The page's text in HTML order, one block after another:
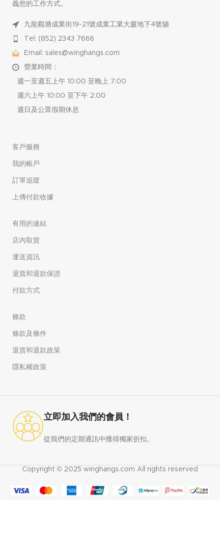
義您的工作方式。
九龍觀塘成業街19-21號成業工業大廈地下4號舖
Tel: (852) 2343 7666
Email: sales@winghangs.com
營業時間：
週一至週五上午 10:00 至晚上 7:00
週六上午 10:00 至下午 2:00
週日及公眾假期休息
客戶服務
我的帳戶
訂單追蹤
上傳付款收據
有用的連結
店內取貨
運送資訊
退貨和退款保證
付款方式
條款
條款及條件
退貨和退款政策
隱私權政策
立即加入我們的會員！
從我們的定期通訊中獲得獨家折扣。
Copyright © 2025 winghangs.com All rights reserved